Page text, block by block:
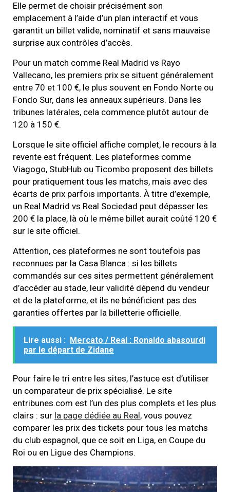
Elle permet de choisir précisément son
emplacement à l’aide d’un plan interactif et vous
garantit un billet valide, nominatif et sans mauvaise
surprise aux contrôles d’accès.
Pour un match comme Real Madrid vs Rayo
Vallecano, les premiers prix se situent généralement
entre 70 et 100 €, le plus souvent en Fondo Norte ou
Fondo Sur, dans les anneaux supérieurs. Dans les
tribunes latérales, cela commence plutôt autour de
120 à 150 €.
Lorsque le site officiel affiche complet, le recours à la
revente est fréquent. Les plateformes comme
Viagogo, StubHub ou Ticombo proposent des billets
pour pratiquement tous les matchs, mais avec des
écarts de prix parfois importants. À titre d’exemple,
un Real Madrid vs Real Sociedad peut dépasser les
200 € la place, là où le même billet aurait coûté 120 €
sur le site officiel.
Attention, ces plateformes ne sont toutefois pas
reconnues par la Casa Blanca : si les billets
commandés sur ces sites permettent généralement
d’accéder au stade, leur validité dépend du vendeur
et de la plateforme, et ils ne bénéficient pas des
garanties offertes par la billetterie officielle.
Lire aussi :
Mercato / Real : Ronaldo abasourdi
par le départ de Zidane
Pour faire le tri entre les sites, l’astuce est d’utiliser
un comparateur de prix spécialisé. Le site
entribunes.com est l’un des plus complets et les plus
clairs : sur la page dédiée au Real, vous pouvez
comparer les prix des tickets pour tous les matchs
du club espagnol, que ce soit en Liga, en Coupe du
Roi ou en Ligue des Champions.